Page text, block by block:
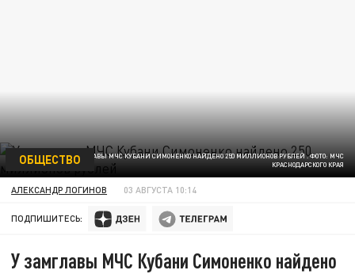
У ЗАМГЛАВЫ МЧС КУБАНИ СИМОНЕНКО НАЙДЕНО 250 МИЛЛИОНОВ РУБЛЕЙ . ФОТО: МЧС
КРАСНОДАРСКОГО КРАЯ
ОБЩЕСТВО
АЛЕКСАНДР ЛОГИНОВ 03 АВГУСТА 10:14
ПОДПИШИТЕСЬ:
У замглавы МЧС Кубани Симоненко найдено